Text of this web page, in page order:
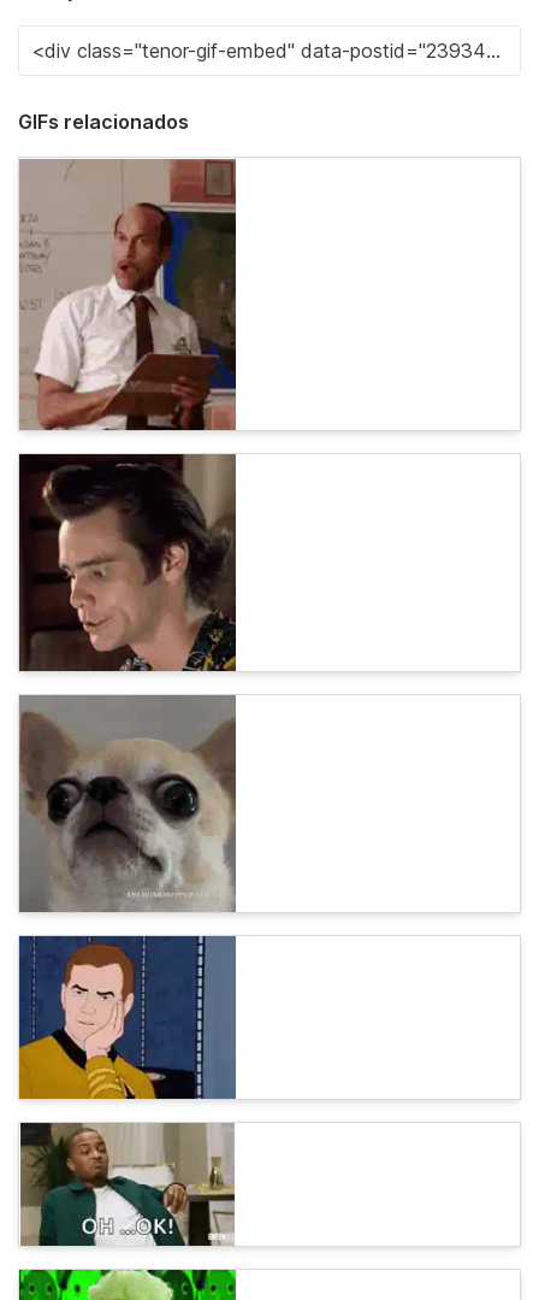
GIFs relacionados